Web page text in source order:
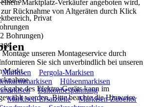
Privat
Bohrungen)
unseren Montageservice durch
Sie sich unverbindlich bei unseren
Markt.
des Elektro-Geräts kann im
werden. Bitte beachte die Hinweise
Marktplatz-Verkäufer angeboten wird,
Rücknahme von Altgeräten durch Klick
Markisen
Pergola-Markisen
Hülsenmarkisen
Balkonbespannung
Markisen-Ersatzteile
Markisen-Zubehör